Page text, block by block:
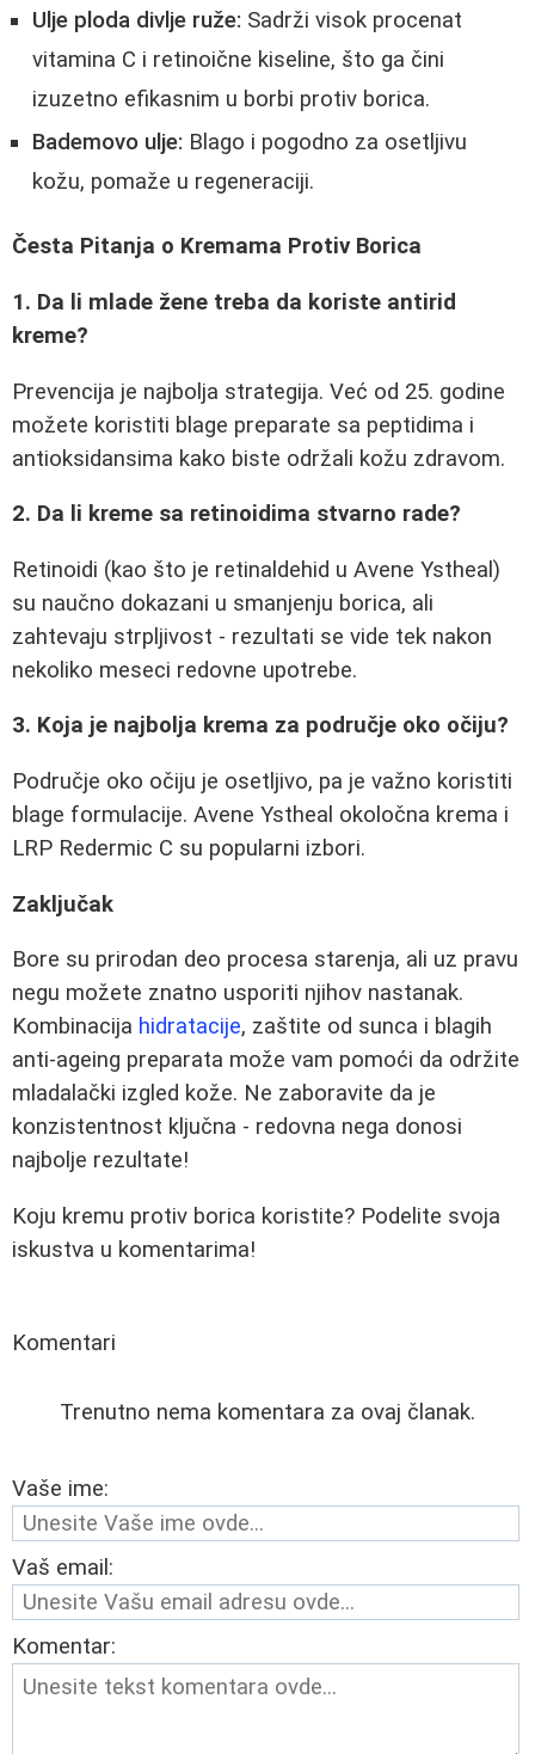
Ulje ploda divlje ruže: Sadrži visok procenat
vitamina C i retinoične kiseline, što ga čini
izuzetno efikasnim u borbi protiv borica.
Bademovo ulje: Blago i pogodno za osetljivu
kožu, pomaže u regeneraciji.
Česta Pitanja o Kremama Protiv Borica
1. Da li mlade žene treba da koriste antirid
kreme?
Prevencija je najbolja strategija. Već od 25. godine
možete koristiti blage preparate sa peptidima i
antioksidansima kako biste održali kožu zdravom.
2. Da li kreme sa retinoidima stvarno rade?
Retinoidi (kao što je retinaldehid u Avene Ystheal)
su naučno dokazani u smanjenju borica, ali
zahtevaju strpljivost - rezultati se vide tek nakon
nekoliko meseci redovne upotrebe.
3. Koja je najbolja krema za područje oko očiju?
Područje oko očiju je osetljivo, pa je važno koristiti
blage formulacije. Avene Ystheal okoločna krema i
LRP Redermic C su popularni izbori.
Zaključak
Bore su prirodan deo procesa starenja, ali uz pravu
negu možete znatno usporiti njihov nastanak.
Kombinacija hidratacije, zaštite od sunca i blagih
anti-ageing preparata može vam pomoći da održite
mladalački izgled kože. Ne zaboravite da je
konzistentnost ključna - redovna nega donosi
najbolje rezultate!
Koju kremu protiv borica koristite? Podelite svoja
iskustva u komentarima!
Komentari
Trenutno nema komentara za ovaj članak.
Vaše ime:
Vaš email:
Komentar: